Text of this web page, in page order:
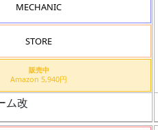
MECHANIC
STORE
販売中
Amazon 5,940円
ム改